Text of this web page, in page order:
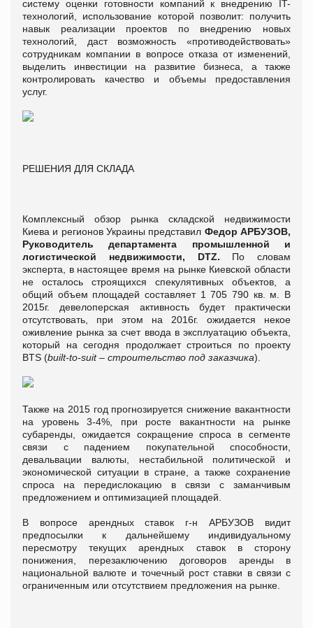
систему оценки готовности компаний к внедрению IT-
технологий, использование которой позволит: получить
навык реализации проектов по внедрению новых
технологий, даст возможность «противодействовать»
сотрудникам компании в вопросе отказа от изменений,
выделить инвестиции на развитие бизнеса, а также
контролировать качество и объемы предоставления
услуг.
РЕШЕНИЯ ДЛЯ СКЛАДА
Комплексный обзор рынка складской недвижимости
Киева и регионов Украины представил Федор АРБУЗОВ,
Руководитель департамента промышленной и
логистической недвижимости, DTZ. По словам
эксперта, в настоящее время на рынке Киевской области
не осталось строящихся спекулятивных объектов, а
общий объем площадей составляет 1 705 790 кв. м. В
2015г. девелоперская активность будет практически
отсутствовать, при этом на 2016г. ожидается некое
оживление рынка за счет ввода в эксплуатацию объекта,
который на сегодня продолжает строиться по проекту
BTS (built-to-suit– строительство под заказчика).
Также на 2015 год прогнозируется снижение вакантности
на уровень 3-4%, при росте вакантности на рынке
субаренды, ожидается сокращение спроса в сегменте
связи с падением покупательной способности,
девальвации валюты, нестабильной политической и
экономической ситуации в стране, а также сохранение
спроса на передислокацию в связи с заманчивым
предложением и оптимизацией площадей.
В вопросе арендных ставок г-н АРБУЗОВ видит
предпосылки к дальнейшему индивидуальному
пересмотру текущих арендных ставок в сторону
понижения, перезаключению договоров аренды в
национальной валюте и точечный рост ставки в связи с
ограниченным или отсутствием предложения на рынке.